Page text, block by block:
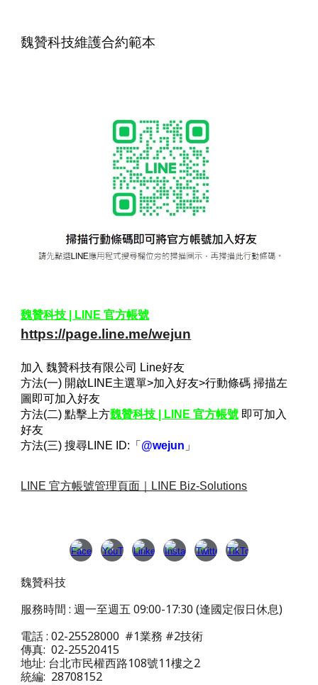
魏贊科技維護合約範本
魏贊科技 | LINE 官方帳號
https://page.line.me/wejun
加入 魏贊科技有限公司 Line好友
方法(一) 開啟LINE主選單>加入好友>行動條碼 掃描左
圖即可加入好友
方法(二) 點擊上方魏贊科技 | LINE 官方帳號 即可加入
好友
方法(三) 搜尋LINE ID:「 @wejun 」
LINE 官方帳號管理頁面｜LINE Biz-Solutions
魏贊科技
服務時間 : 週一至週五 09:00-17:30 (逢國定假日休息)
電話 : 02-25528000 #1業務 #2技術
傳真: 02-25520415
地址: 台北市民權西路108號11樓之2
統編: 28708152